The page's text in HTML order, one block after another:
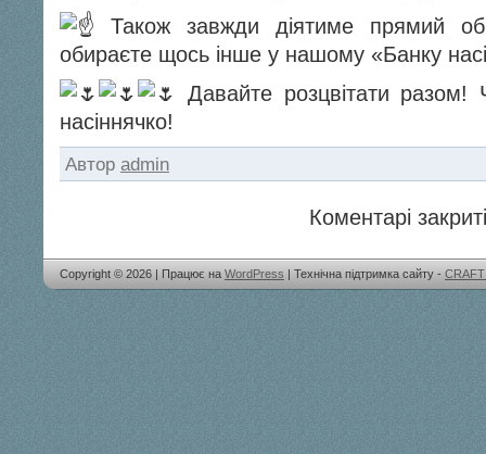
Також завжди діятиме прямий
обираєте щось інше у нашому «Банку
Давайте розцвітати
насіннячко!
Автор admin
Коментарі
Copyright © 2026 | Працює на WordPress | Технічна підтримка сайту -